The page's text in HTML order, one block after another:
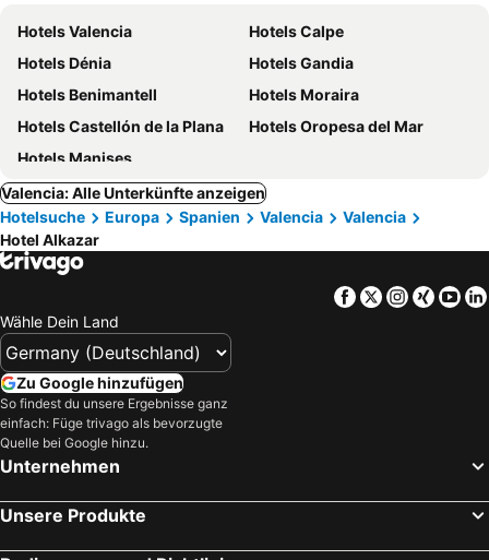
Hotels Valencia
Hotels Calpe
Hotels Dénia
Hotels Gandia
Hotels Benimantell
Hotels Moraira
Hotels Castellón de la Plana
Hotels Oropesa del Mar
Hotels Manises
Valencia: Alle Unterkünfte anzeigen
Hotelsuche
Europa Spanien Valencia
Valencia
Hotel Alkazar
Facebook
TwitterXing
Wähle Dein Land
Zu Google hinzufügen
So findest du unsere Ergebnisse ganz
einfach: Füge trivago als bevorzugte
Quelle bei Google hinzu.
Unternehmen
Unsere Produkte